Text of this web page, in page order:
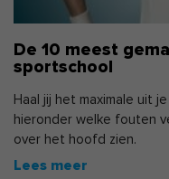
De 10 meest
sportschool
Haal jij het maximale uit
hieronder welke fouten
over het hoofd zien.